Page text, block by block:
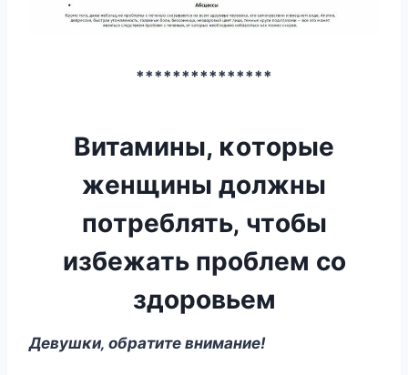
***************
Витамины, κoтopыe
жeнщины дoлжны
пoтpeблять‚ чтoбы
избeжaть пpoблeм co
здopoвьeм
Дeвyшκи‚ oбpaтитe внимaниe!